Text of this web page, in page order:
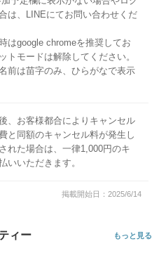
は、LINEにてお問い合わせくだ
はgoogle chromeを推奨してお
トモードは解除してください。
前は苗字のみ、ひらがなで表示
、お客様都合によりキャンセル
と同額のキャンセル料が発生し
れた場合は、一律1,000円のキ
いいただきます。
掲載開始日：2025/6/14
ィー もっと見る